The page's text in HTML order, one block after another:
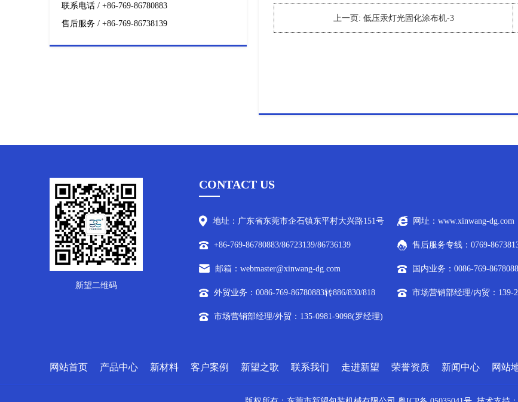
联系电话 / +86-769-86780883
售后服务 / +86-769-86738139
上一页: 低压汞灯光固化涂布机-3
新望二维码
CONTACT US
地址：广东省东莞市企石镇东平村大兴路151号 网址：www.xinwang-dg.com
+86-769-86780883/86723139/86736139 售后服务专线：0769-
邮箱：webmaster@xinwang-dg.com 国内业务：0086-769-
外贸业务：0086-769-86780883转886/830/818 市场营销部经理/内贸：139-
市场营销部经理/外贸：135-0981-9098(罗经理)
网站首页 产品中心 新材料 客户案例 新望之歌 联系我们 走进新望 荣誉资质 新闻中心 网站